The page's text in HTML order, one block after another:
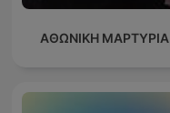
ΑΘΩΝΙΚΗ ΜΑΡΤΥΡΙΑ